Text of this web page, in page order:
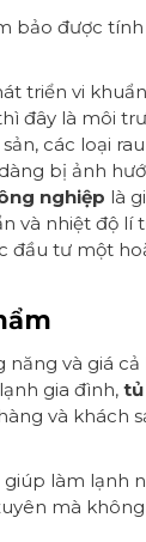
bảo được
triển vi
đây là môi
các loại
bị ảnh
nghiệp là
và nhiệt độ lí
đầu tư một
và giá cả
gia đình, tủ
và khách
làm lạnh
mà